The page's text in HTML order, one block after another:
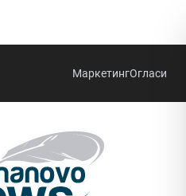
МаркетингОгласи